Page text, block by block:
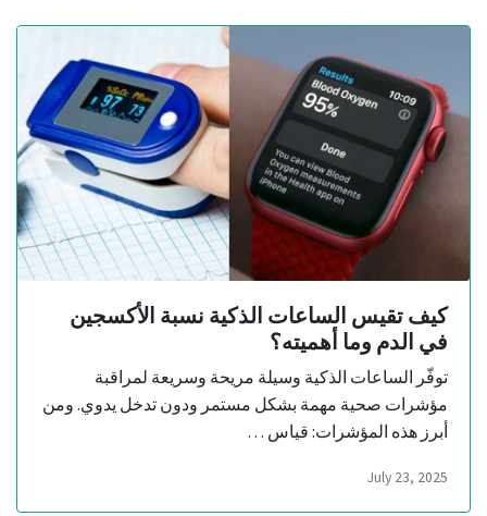
كيف تقيس الساعات الذكية نسبة الأكسجين
في الدم وما أهميته؟
توفّر الساعات الذكية وسيلة مريحة وسريعة لمراقبة
مؤشرات صحية مهمة بشكل مستمر ودون تدخل يدوي. ومن
أبرز هذه المؤشرات: قياس …
July 23, 2025